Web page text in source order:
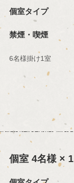
個室タイプ
禁煙・喫煙
6名様掛け1室
個室 4名様 × 1